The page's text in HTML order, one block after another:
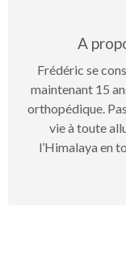
A
Frédéric se
maintenant 15
orthopédique.
vie à toute
l’Himalaya en